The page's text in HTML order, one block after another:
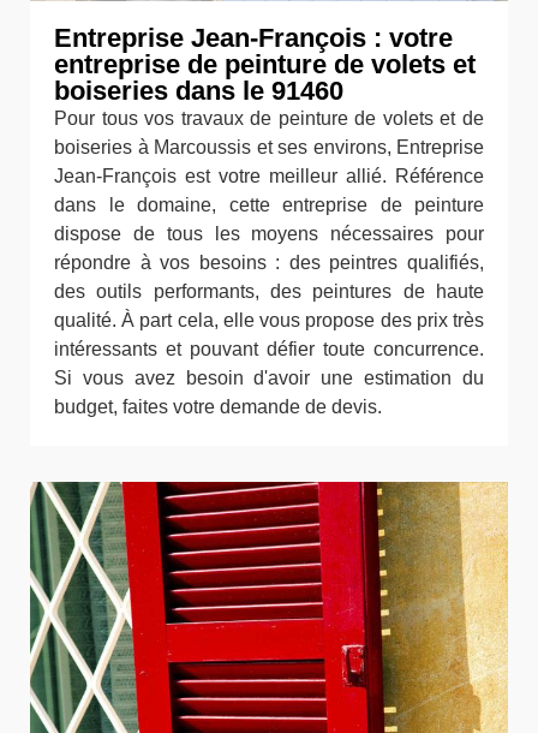
Entreprise Jean-François : votre
entreprise de peinture de volets et
boiseries dans le 91460
Pour tous vos travaux de peinture de volets et de
boiseries à Marcoussis et ses environs, Entreprise
Jean-François est votre meilleur allié. Référence
dans le domaine, cette entreprise de peinture
dispose de tous les moyens nécessaires pour
répondre à vos besoins : des peintres qualifiés,
des outils performants, des peintures de haute
qualité. À part cela, elle vous propose des prix très
intéressants et pouvant défier toute concurrence.
Si vous avez besoin d'avoir une estimation du
budget, faites votre demande de devis.